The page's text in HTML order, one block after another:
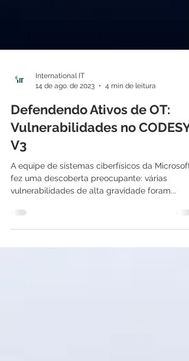
14 de ago. de 2023
4 min de leitura
Defendendo Ativos de OT:
Vulnerabilidades no
V3
A equipe de sistemas ciberfísicos da Microsoft
vulnerabilidades de alta gravidade foram...